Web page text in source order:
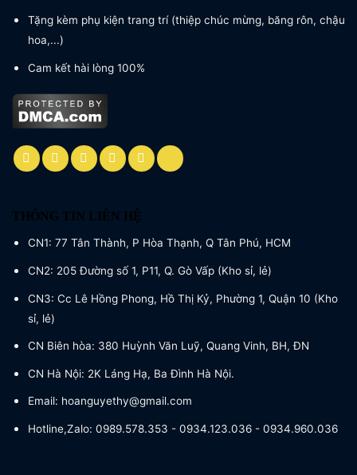
Tặng kèm phụ kiện trang trí (thiệp chúc mừng, băng rôn, chậu
hoa,...)
Cam kết hài lòng 100%
THÔNG TIN LIÊN HỆ
CN1: 77 Tân Thành, P Hòa Thạnh, Q Tân Phú, HCM
CN2: 205 Đường số 1, P11, Q. Gò Vấp (Kho sỉ, lẻ)
CN3: Cc Lê Hồng Phong, Hồ Thị Kỷ, Phường 1, Quận 10 (Kho
sỉ, lẻ)
CN Biên hòa: 380 Huỳnh Văn Luỹ, Quang Vinh, BH, ĐN
CN Hà Nội: 2K Láng Hạ, Ba Đình Hà Nội.
Email: hoanguyethy@gmail.com
Hotline,Zalo: 0989.578.353 - 0934.123.036 - 0934.960.036